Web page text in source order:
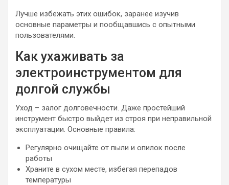
Лучше избежать этих ошибок, заранее изучив
основные параметры и пообщавшись с опытными
пользователями.
Как ухаживать за
электроинструментом для
долгой службы
Уход – залог долговечности. Даже простейший
инструмент быстро выйдет из строя при неправильной
эксплуатации. Основные правила:
Регулярно очищайте от пыли и опилок после
работы
Храните в сухом месте, избегая перепадов
температуры